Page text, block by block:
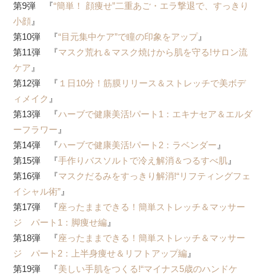
第9弾 『“簡単！ 顔痩せ”二重あご・エラ撃退で、すっきり
小顔 』
第10弾 『“目元集中ケア”で瞳の印象をアップ』
第11弾 『マスク荒れ＆マスク焼けから肌を守る!サロン流
ケア 』
第12弾 『 １日10分！筋膜リリース＆ストレッチで美ボデ
ィメイク 』
第13弾 『ハーブで健康美活!パート1：エキナセア＆エルダ
ーフラワー 』
第14弾 『ハーブで健康美活!パート2：ラベンダー 』
第15弾 『手作りバスソルトで冷え解消＆つるすべ肌 』
第16弾 『マスクだるみをすっきり解消!“リフティングフェ
イシャル術” 』
第17弾 『座ったままできる！簡単ストレッチ＆マッサー
ジ パート1：脚痩せ編 』
第18弾 『座ったままできる！簡単ストレッチ＆マッサー
ジ パート2：上半身痩せ＆リフトアップ編 』
第19弾 『美しい手肌をつくる!“マイナス5歳のハンドケ